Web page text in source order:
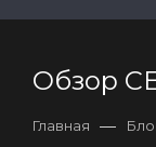
Обзор
Главная —